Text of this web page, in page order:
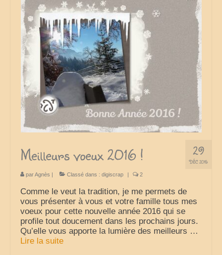
25 ans de voyage
camping-car en cavale
les évasions d’une catalane
champabreizh au gré du vent
Escapades
Cigalon en balade
voyages-camping-car
Partenaires
je loue mon camping car
park4night
Aires de services en vue Panoramiques
29
DÉC 2015
Meilleurs voeux 2016 !
parAgnès | Classé dans : digiscrap | 2
Comme le veut la tradition, je me permets de
vous présenter à vous et votre famille tous mes
voeux pour cette nouvelle année 2016 qui se
profile tout doucement dans les prochains jours.
Qu’elle vous apporte la lumière des meilleurs …
Lire la suite­­